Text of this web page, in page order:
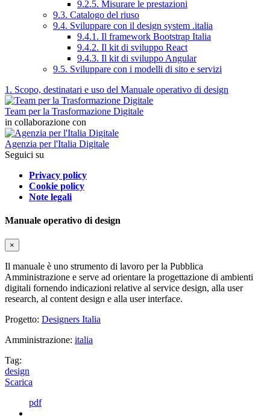
9.2.5. Misurare le prestazioni
9.3. Catalogo del riuso
9.4. Sviluppare con il design system .italia
9.4.1. Il framework Bootstrap Italia
9.4.2. Il kit di sviluppo React
9.4.3. Il kit di sviluppo Angular
9.5. Sviluppare con i modelli di sito e servizi
1. Scopo, destinatari e uso del Manuale operativo di design
Team per la Trasformazione Digitale
in collaborazione con
Agenzia per l'Italia Digitale
Seguici su
Privacy policy
Cookie policy
Note legali
Manuale operativo di design
×
Il manuale è uno strumento di lavoro per la Pubblica
Amministrazione e serve ad orientare la progettazione di ambienti
digitali fornendo indicazioni relative al service design, alla user
research, al content design e alla user interface.
Progetto: Designers Italia
Amministrazione: italia
Tag:
design
Scarica
pdf